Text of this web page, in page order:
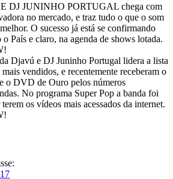
DJ JUNINHO PORTUGAL chega com
no mercado, e traz tudo o que o som
O sucesso já está se confirmando
o País e claro, na agenda de shows lotada.
Djavú e DJ Juninho Portugal lidera a lista
vendidos, e recentemente receberam o
o DVD de Ouro pelos números
No programa Super Pop a banda foi
os vídeos mais acessados da internet.